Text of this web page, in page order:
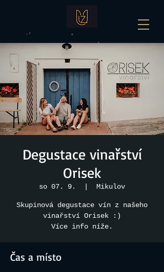
Degustace vinařství
Orisek
so 07. 9. Mikulov
Skupinová degustace vín z našeho
vinařství Orisek :)
Více info níže.
Čas a místo